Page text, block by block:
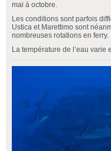
mai à octobre.
Les conditions sont parfois
Ustica et Marettimo sont
nombreuses rotations en ferry.
La température de l’eau varie